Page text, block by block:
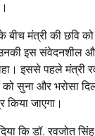
बीच मंत्री की छवि
उनकी इस संवेदनशील
इससे पहले मंत्री
सुना और भरोसा
जाएगा।
कि डॉ. रवजोत